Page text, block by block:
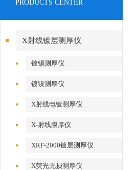
PRODUCTS CENTER
X射线镀层测厚仪
镀锡测厚仪
镀镍测厚仪
X射线电镀测厚仪
X-射线膜厚仪
XRF-2000镀层测厚仪
X荧光无损测厚仪